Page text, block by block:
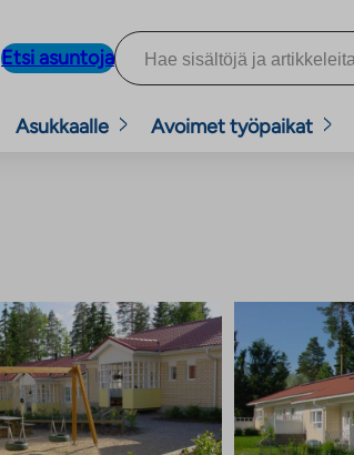
Etsi asuntoja
Asukkaalle Avoimet työpaikat